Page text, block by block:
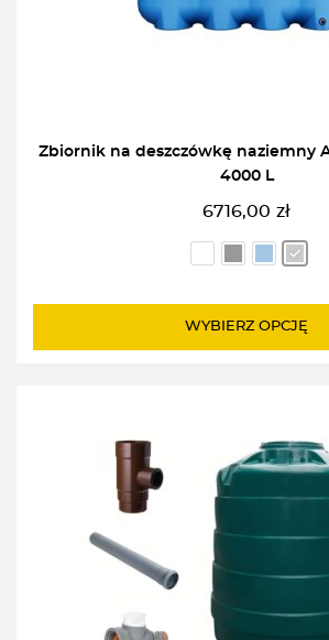
Zbiornik na deszczówkę naziemny
4000 L
6716,00 zł
WYBIERZ OPCJĘ